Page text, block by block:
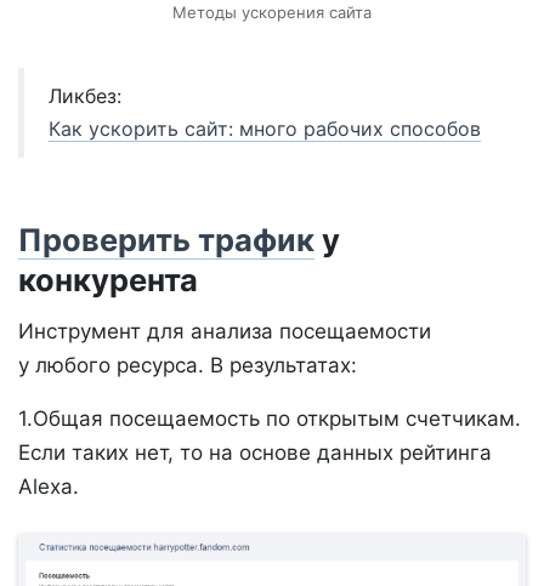
Методы ускорения сайта
Ликбез:
Как ускорить сайт: много рабочих способов
Проверить трафику
конкурента
Инструмент для анализа посещаемости
у любого ресурса. В результатах:
1.Общая посещаемость по открытым счетчикам.
Если таких нет, то на основе данных рейтинга
Alexa.